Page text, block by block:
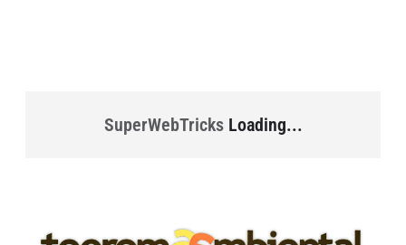
SuperWebTricksLoading...